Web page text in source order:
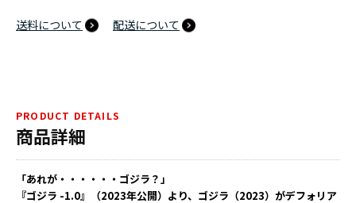
送料について 配送について
PRODUCT DETAILS
商品詳細
「あれが・・・・・・ゴジラ？」
『ゴジラ -1.0』（2023年公開）より、ゴジラ（2023）がデフォリア